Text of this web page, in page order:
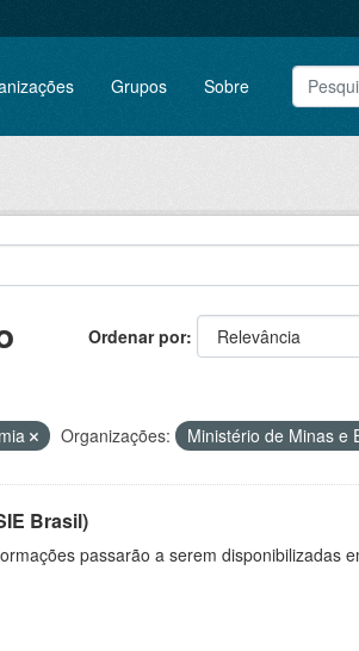
Grupos Sobre
Ordenar por
Organizações: Ministério de Minas e
Brasil)
passarão a serem disponibilizadas